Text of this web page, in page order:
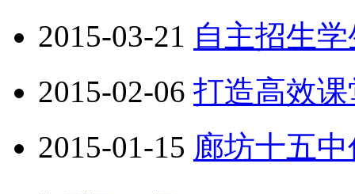
2015-03-21 自主招生
2015-02-06 打造高效
2015-01-15 廊坊十五